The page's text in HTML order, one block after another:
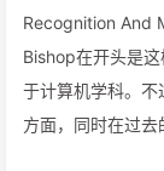
Recognition And
Bishop在开头是
于计算机学科。
方面，同时在过去